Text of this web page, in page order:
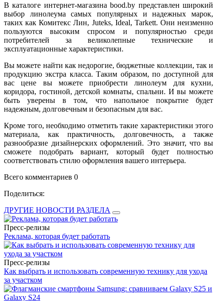
В каталоге интернет-магазина bood.by представлен широкий
выбор линолеума самых популярных и надежных марок,
таких как Комитекс Лин, Juteks, Ideal, Tarkett. Они неизменно
пользуются высоким спросом и популярностью среди
потребителей за великолепные технические и
эксплуатационные характеристики.
Вы можете найти как недорогие, бюджетные коллекции, так и
продукцию экстра класса. Таким образом, по доступной для
вас цене вы можете приобрести линолеум для кухни,
коридора, гостиной, детской комнаты, спальни. И вы можете
быть уверены в том, что напольное покрытие будет
надежным, долговечным и безопасным для вас.
Кроме того, необходимо отметить такие характеристики этого
материала, как практичность, долговечность, а также
разнообразие дизайнерских оформлений. Это значит, что вы
сможете подобрать вариант, который будет полностью
соответствовать стилю оформления вашего интерьера.
Всего комментариев 0
Поделиться:
ДРУГИЕ НОВОСТИ РАЗДЕЛА
Пресс-релизы
Реклама, которая будет работать
Пресс-релизы
Как выбрать и использовать современную технику для ухода
за участком